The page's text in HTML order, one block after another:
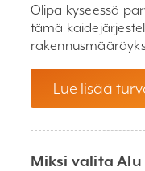
Olipa kyseessä
tämä
Lue lisää
Miksi valita Alu